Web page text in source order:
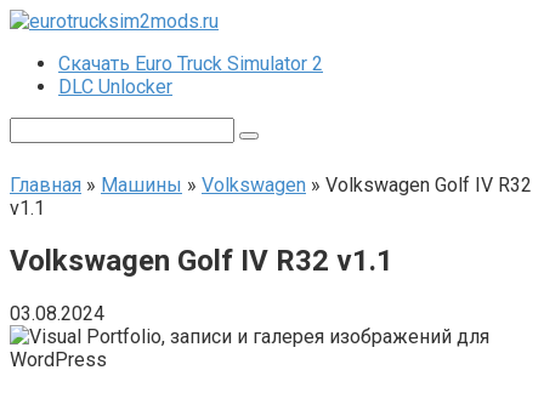
Перейти
контентуСкачать Euro Truck Simulator 2
DLC Unlocker
Главная » Машины » Volkswagen » Volkswagen Golf IV R32
v1.1
Volkswagen Golf IV R32 v1.1
03.08.2024